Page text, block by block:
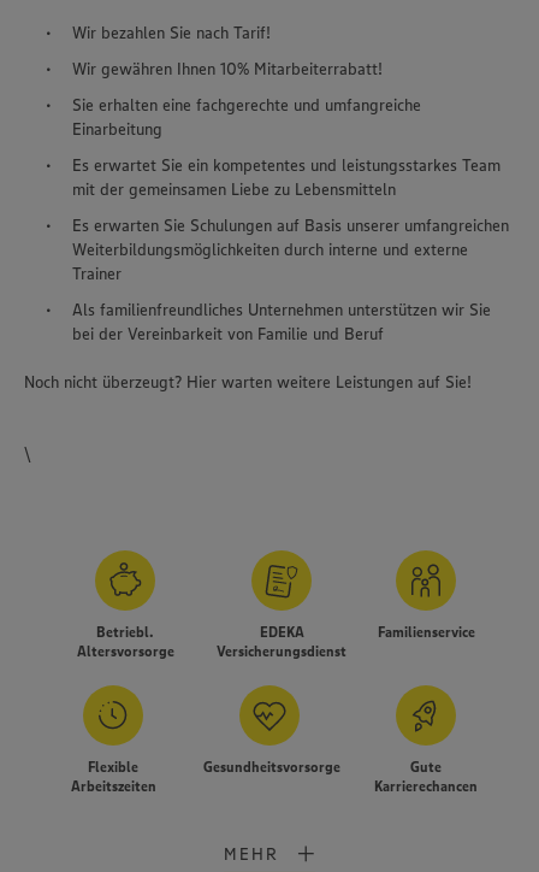
Wir bezahlen Sie nach Tarif!
Wir gewähren Ihnen 10% Mitarbeiterrabatt!
Sie erhalten eine fachgerechte und umfangreiche
Einarbeitung
Es erwartet Sie ein kompetentes und leistungsstarkes Team
mit der gemeinsamen Liebe zu Lebensmitteln
Es erwarten Sie Schulungen auf Basis unserer umfangreichen
Weiterbildungsmöglichkeiten durch interne und externe
Trainer
Als familienfreundliches Unternehmen unterstützen wir Sie
bei der Vereinbarkeit von Familie und Beruf
Noch nicht überzeugt? Hier warten weitere Leistungen auf Sie!
\
Betriebl.
Altersvorsorge
EDEKA
Versicherungsdienst
Familienservice
Flexible
Arbeitszeiten
Gesundheitsvorsorge
Gute
Karrierechancen
MEHR